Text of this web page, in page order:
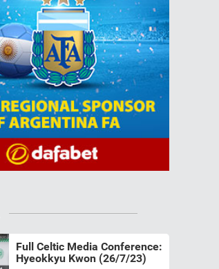
Full Celtic Media Conference:
Hyeokkyu Kwon (26/7/23)